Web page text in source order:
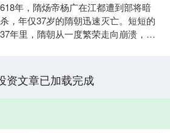
618年，隋炀帝杨广在江都遭到部将暗
杀，年仅37岁的隋朝迅速灭亡。短短的
37年里，隋朝从一度繁荣走向崩溃，而
资文章已加载完成